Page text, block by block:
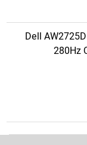
מסך גיימינג 27 אינץ Dell AW2725D
280Hz